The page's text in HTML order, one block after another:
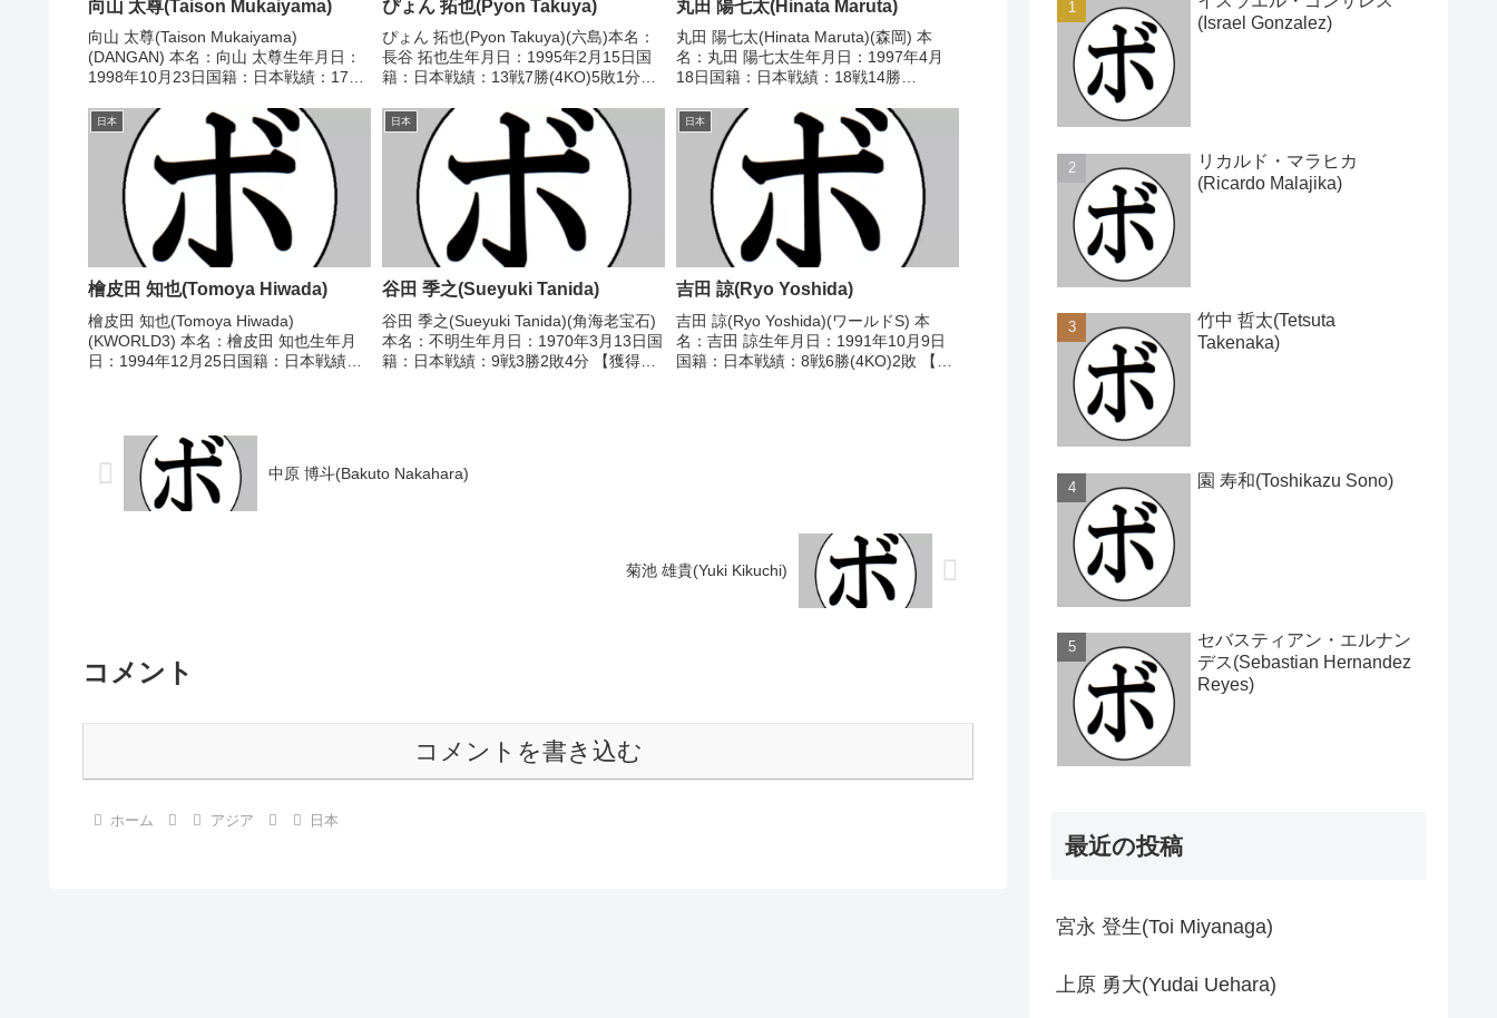
向山 太尊(Taison Mukaiyama)
向山 太尊(Taison Mukaiyama)
(DANGAN) 本名：向山 太尊生年月日：
1998年10月23日国籍：日本戦績：17戦
し 【戦歴】2018/02/01 ●4RTKO 中
安 魁星(角海老...
ぴょん 拓也(Pyon Takuya)
ぴょん 拓也(Pyon Takuya)(六島)本名：
長谷 拓也生年月日：1995年2月15日国
籍：日本戦績：13戦7勝(4KO)5敗1分
2014/04/20 △4R判定 1-1(37-39、39-
38、38-38...
丸田 陽七太(Hinata Maruta)
丸田 陽七太(Hinata Maruta)(森岡) 本
名：丸田 陽七太生年月日：1997年4月
18日国籍：日本戦績：18戦14勝
度U-15全国大会小学生の部35.0以下級
優勝(アマチュア)20...
日本
檜皮田 知也(Tomoya Hiwada)
檜皮田 知也(Tomoya Hiwada)
(KWORLD3) 本名：檜皮田 知也生年月
日：1994年12月25日国籍：日本戦績：9
日本
谷田 季之(Sueyuki Tanida)
谷田 季之(Sueyuki Tanida)(角海老宝石)
本名：不明生年月日：1970年3月13日国
籍：日本戦績：9戦3勝2敗4分 【獲得タ
日本
吉田 諒(Ryo Yoshida)
吉田 諒(Ryo Yoshida)(ワールドS) 本
名：吉田 諒生年月日：1991年10月9日
国籍：日本戦績：8戦6勝(4KO)2敗 【獲
中原 博斗(Bakuto Nakahara)
菊池 雄貴(Yuki Kikuchi)
コメント
コメントを書き込む
ホーム アジア 日本
(Israel Gonzalez)
リカルド・マラヒカ
(Ricardo Malajika)
竹中 哲太(Tetsuta
Takenaka)
園 寿和(Toshikazu Sono)
セバスティアン・エルナン
デス(Sebastian Hernandez
Reyes)
最近の投稿
宮永 登生(Toi Miyanaga)
上原 勇大(Yudai Uehara)